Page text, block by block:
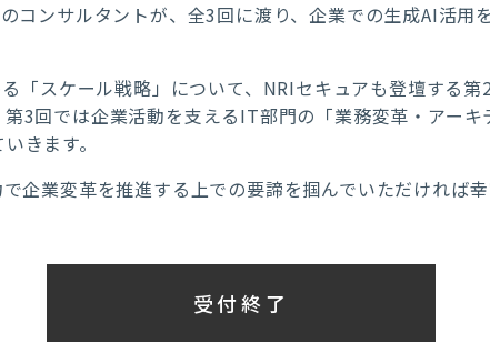
コンサルタントが、全3回に渡り、企業での生成AI活用
「スケール戦略」について、NRIセキュアも登壇する
3回では企業活動を支えるIT部門の「業務変革・アー
きます。
企業変革を推進する上での要諦を掴んでいただければ幸
受付終了